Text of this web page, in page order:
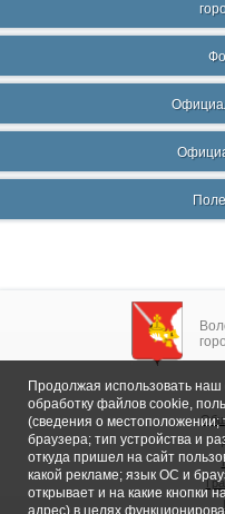
Продолжая использовать наш
обработку файлов cookie,
(сведения о местоположении;
браузера; тип устройства и
откуда пришел на сайт
какой рекламе; язык ОС и
открывает и на какие кнопки
адрес) в целях